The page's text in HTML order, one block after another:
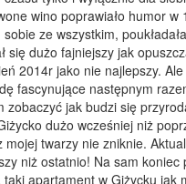
wino poprawiało humor w
ze wszystkim,
się dużo fajniejszy jak
2014r jako nie najlepszy. Ale
fascynujące następnym
zobaczyć jak budzi się
dużo wcześniej niż
twarzy nie zniknie.
niż ostatnio! Na sam
apartament w Giżycku jak